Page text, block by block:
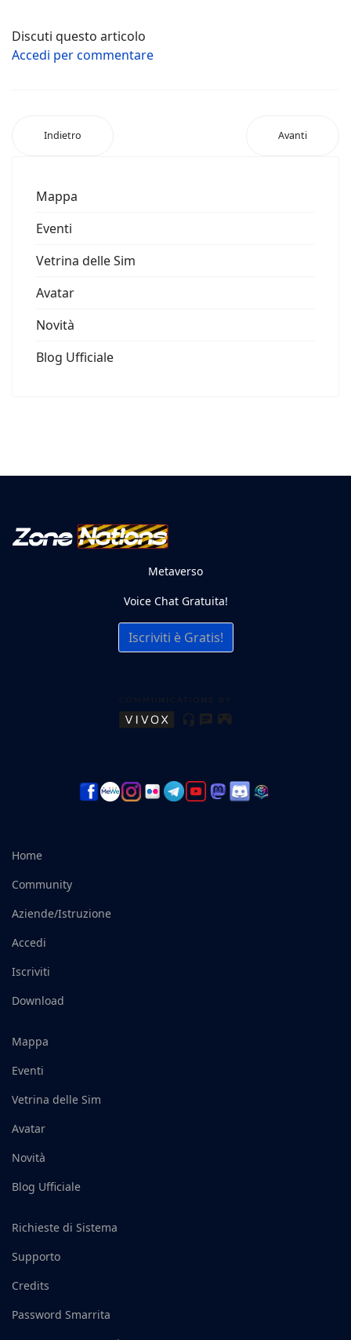
Discuti questo articolo
Accedi per commentare
Indietro Avanti
Mappa
Eventi
Vetrina delle Sim
Avatar
Novità
Blog Ufficiale
Metaverso
Voice Chat Gratuita!
Iscriviti è Gratis!
Home
Community
Aziende/Istruzione
Accedi
Iscriviti
Download
Mappa
Eventi
Vetrina delle Sim
Avatar
Novità
Blog Ufficiale
Richieste di Sistema
Supporto
Credits
Password Smarrita